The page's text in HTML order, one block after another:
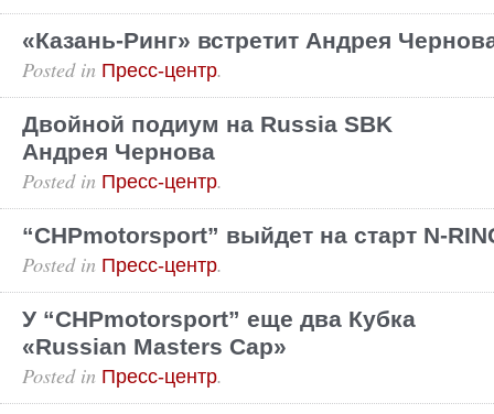
«Казань-Ринг» встретит Андрея
Posted in Пресс-центр.
Двойной подиум на Russia SBK
Андрея Чернова
Posted in Пресс-центр.
“CHPmotorsport” выйдет на старт N-
Posted in Пресс-центр.
У “CHPmotorsport” еще два Кубка
«Russian Masters Cap»
Posted in Пресс-центр.